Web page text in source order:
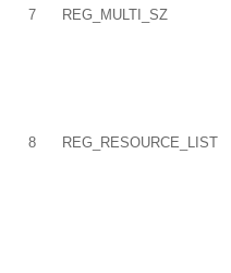
7 REG_MULTI_SZ
8 REG_RESOURCE_LIST